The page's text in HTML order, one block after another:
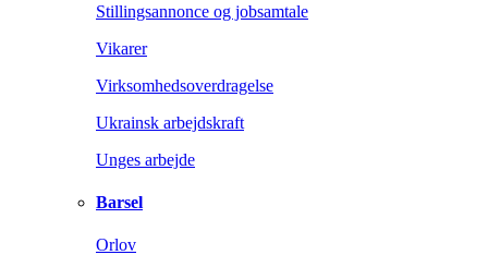
Stillingsannonce og jobsamtale
Vikarer
Virksomhedsoverdragelse
Ukrainsk arbejdskraft
Unges arbejde
Barsel
Orlov